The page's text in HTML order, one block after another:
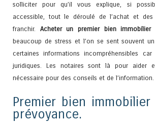
solliciter pour qu’il vous explique, si
accessible, tout le déroulé de l’achat et des
franchir. Acheter un premier bien immobilier
beaucoup de stress et l’on se sent souvent
certaines informations incompréhensibles
juridiques. Les notaires sont là pour aider
nécessaire pour des conseils et de l’information.
Premier bien
prévoyance.